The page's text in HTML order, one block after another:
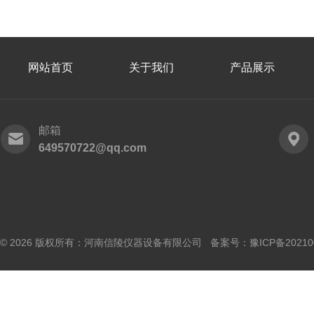
网站首页 关于我们 产品展示
邮箱
649570722@qq.com
© 2026 版权所有：河南信陵仪器设备有限公司 备案号： 豫ICP备